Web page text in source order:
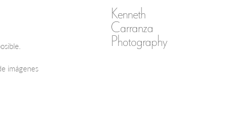
Kenneth
Carranza
Photography
imágenes